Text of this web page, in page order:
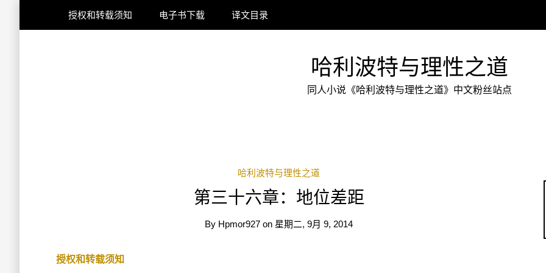
授权和转载须知 电子书下载 译文目录
哈利波特与理性之道
同人小说《哈利波特与理性之道》中文粉丝站点
哈利波特与理性之道
第三十六章：地位差距
By Hpmor927 on 星期二, 9月 9, 2014
授权和转载须知